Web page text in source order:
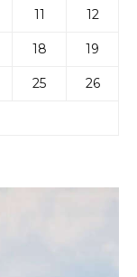
11 12
18 19
25 26